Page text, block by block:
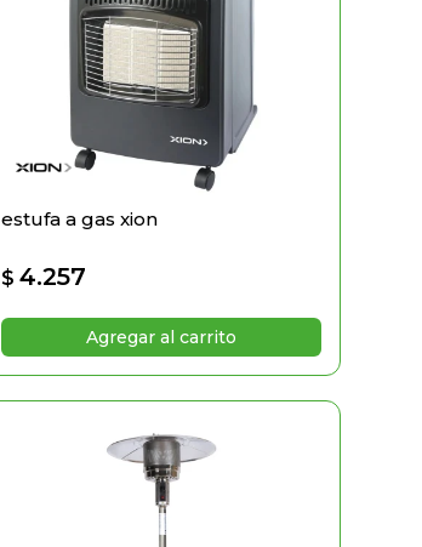
estufa a gas xion
$ 4.257